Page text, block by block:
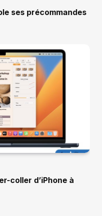
ses précommandes
coller d’iPhone à